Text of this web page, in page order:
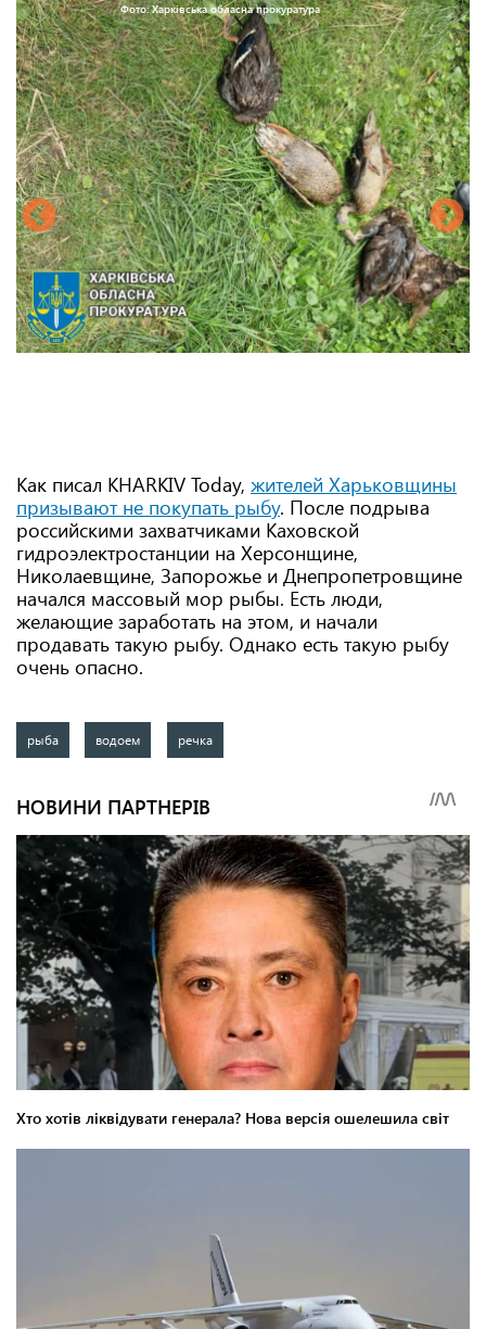
Фото: Харківська обласна прокуратура
Как писал KHARKIV Today, жителей Харьковщины
призывают не покупать рыбу. После подрыва
российскими захватчиками Каховской
гидроэлектростанции на Херсонщине,
Николаевщине, Запорожье и Днепропетровщине
начался массовый мор рыбы. Есть люди,
желающие заработать на этом, и начали
продавать такую рыбу. Однако есть такую рыбу
очень опасно.
рыба водоем речка